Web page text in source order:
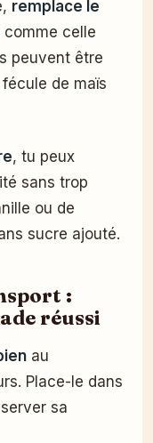
remplace le
comme celle
peuvent être
de maïs
, tu peux
sans trop
ou de
sucre ajouté.
:
réussi
au
Place-le dans
sa